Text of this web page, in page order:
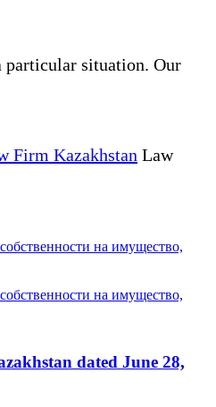
particular situation. Our
Firm Kazakhstan Law
на имущество,
на имущество,
dated June 28,